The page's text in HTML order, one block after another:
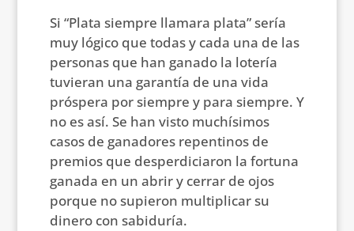
Si “Plata siempre llamara plata” sería
muy lógico que todas y cada una de las
personas que han ganado la lotería
tuvieran una garantía de una vida
próspera por siempre y para siempre. Y
no es así. Se han visto muchísimos
casos de ganadores repentinos de
premios que desperdiciaron la fortuna
ganada en un abrir y cerrar de ojos
porque no supieron multiplicar su
dinero con sabiduría.